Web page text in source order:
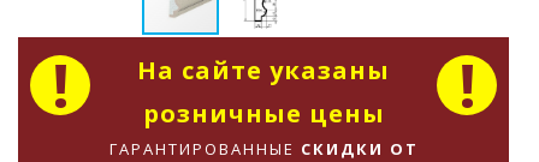
На сайте указаны
розничные цены
ГАРАНТИРОВАННЫЕ СКИДКИ ОТ